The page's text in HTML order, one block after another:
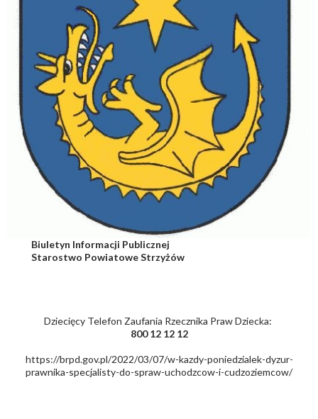
Biuletyn Informacji Publicznej
Starostwo Powiatowe Strzyżów
Dziecięcy Telefon Zaufania Rzecznika Praw Dziecka:
800 12 12 12
https://brpd.gov.pl/2022/03/07/w-kazdy-poniedzialek-dyzur-
prawnika-specjalisty-do-spraw-uchodzcow-i-cudzoziemcow/